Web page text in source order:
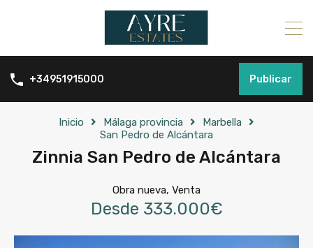
+34951915000 Publicar
Inicio Málaga provincia
Marbella
San Pedro de Alcántara
Zinnia San Pedro de Alcántara
Obra nueva, Venta
Desde 333.000€